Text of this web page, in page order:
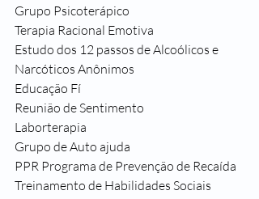
Grupo Psicoterápico
Terapia Racional Emotiva
Estudo dos 12 passos de Alcoólicos e
Narcóticos Anônimos
Educação Fí
Reunião de Sentimento
Laborterapia
Grupo de Auto ajuda
PPR Programa de Prevenção de Recaída
Treinamento de Habilidades Sociais